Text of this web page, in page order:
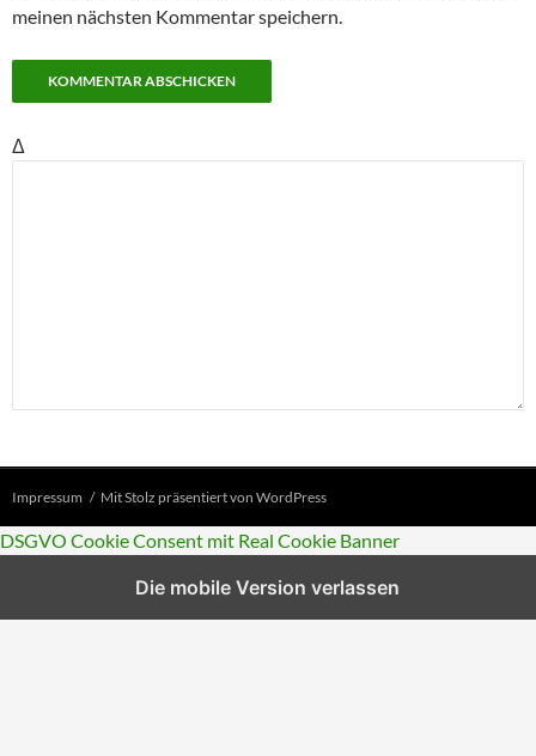
meinen nächsten Kommentar speichern.
Δ
Impressum Mit Stolz präsentiert von WordPress
DSGVO Cookie Consent mit Real Cookie Banner
Die mobile Version verlassen